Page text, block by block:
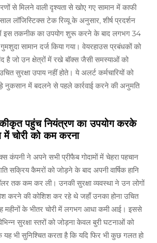
से मिलने वाली दृश्यता से खोए गए सामान में काफी
लॉजिस्टिक्स टेक रिव्यू के अनुसार, शीर्ष प्रदर्शन
इस तकनीक का उपयोग शुरू करने के बाद लगभग 34
सामान दर्ज किया गया। वेयरहाउस प्रबंधकों को
है जो उन क्षेत्रों में रखे बॉक्स जैसी समस्याओं को
सुरक्षा उपाय नहीं होते। ये अलर्ट कर्मचारियों को
नुकसान में बदलने से पहले कार्रवाई करने की अनुमति
पहुंच नियंत्रण का उपयोग करके
में चोरी को कम करना
कंपनी ने अपने सभी प्रीफैब गोदामों में चेहरा पहचान
सक्रिय कैमरों को जोड़ने के बाद अपनी वार्षिक हानि
तक कम कर ली। उनकी सुरक्षा व्यवस्था ने उन लोगों
करने की कोशिश कर रहे थे जहाँ उनका होना उचित
महीनों के भीतर चोरी में लगभग आधा कमी आई। इससे
सुरक्षा स्तरों को जोड़ना केवल बुरी घटनाओं को
यह भी सुनिश्चित करता है कि यदि फिर भी कुछ गलत हो